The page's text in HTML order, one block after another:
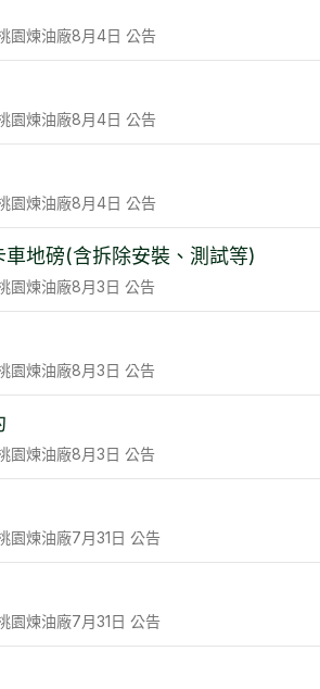
園煉油廠8月4日 公告
園煉油廠8月4日 公告
園煉油廠8月4日 公告
地磅(含拆除安裝、測試等)
園煉油廠8月3日 公告
園煉油廠8月3日 公告
園煉油廠8月3日 公告
園煉油廠7月31日 公告
園煉油廠7月31日 公告